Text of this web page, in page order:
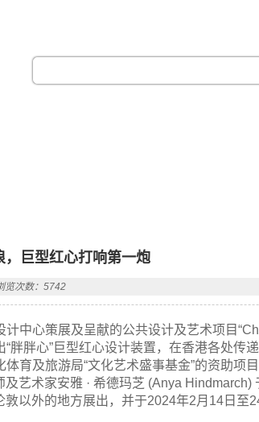
巨型红心打响第一炮
览次数：5742
计中心策展及呈献的公共设计及艺术项目
胖胖心”巨型红心设计装置，在香港各处传
育及旅游局“文化艺术盛事基金”的资助项目
及艺术家安雅 · 希德玛芝 (Anya
敦以外的地方展出，并于2024年2月14日至